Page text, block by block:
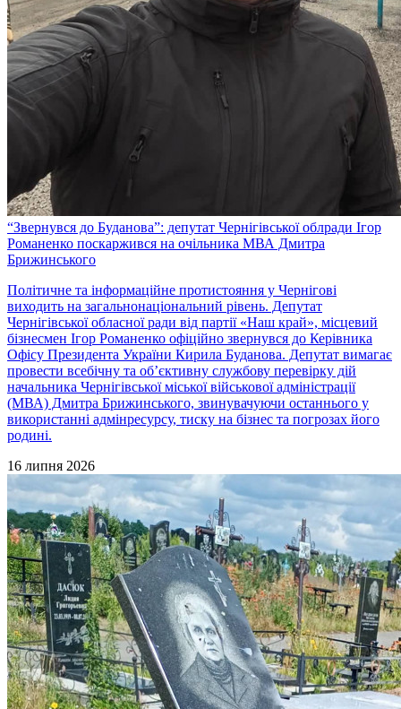
“Звернувся до Буданова”: депутат Чернігівської облради Ігор
Романенко поскаржився на очільника МВА Дмитра
Брижинського
Політичне та інформаційне протистояння у Чернігові
виходить на загальнонаціональний рівень. Депутат
Чернігівської обласної ради від партії «Наш край», місцевий
бізнесмен Ігор Романенко офіційно звернувся до Керівника
Офісу Президента України Кирила Буданова. Депутат вимагає
провести всебічну та об’єктивну службову перевірку дій
начальника Чернігівської міської військової адміністрації
(МВА) Дмитра Брижинського, звинувачуючи останнього у
використанні адмінресурсу, тиску на бізнес та погрозах його
родині.
16 липня 2026